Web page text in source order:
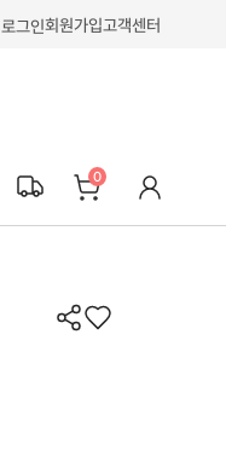
로그인회원가입고객센터
0